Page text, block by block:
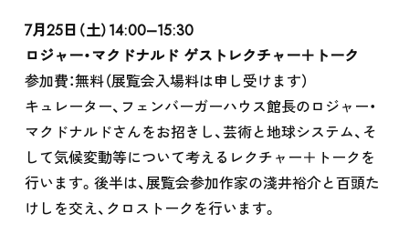
7月25日（土）14:00–15:30
ロジャー・マクドナルド ゲストレクチャー＋トーク
参加費：無料（展覧会入場料は申し受けます）
キュレーター、フェンバーガーハウス館長のロジャー・
マクドナルドさんをお招きし、芸術と地球システム、そ
して気候変動等について考えるレクチャー＋トークを
行います。後半は、展覧会参加作家の淺井裕介と百頭た
けしを交え、クロストークを行います。